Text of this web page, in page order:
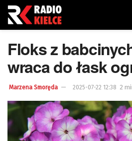
Floks z
wraca do łask
Marzena Smoręda 2025-07-22 12:38 2